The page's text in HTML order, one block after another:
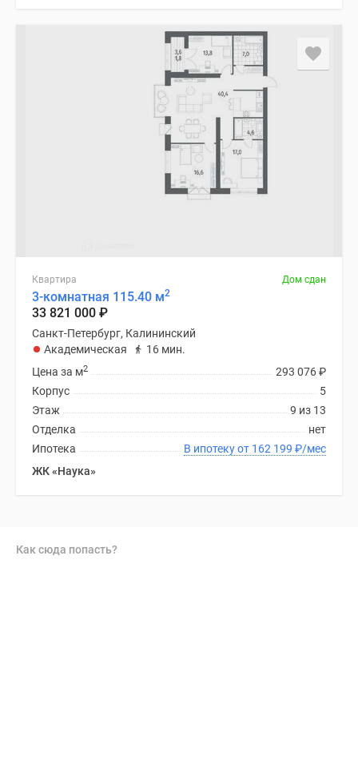
Квартира Дом сдан
3-комнатная 115.40 м2
33 821 000 ₽
Санкт-Петербург, Калининский
Академическая
16 мин.
293 076₽
Цена за м2
5
Корпус
9 из 13
Этаж
нет
Отделка
В ипотеку от 162 199 ₽/мес
Ипотека
ЖК «Наука»
Как сюда попасть?